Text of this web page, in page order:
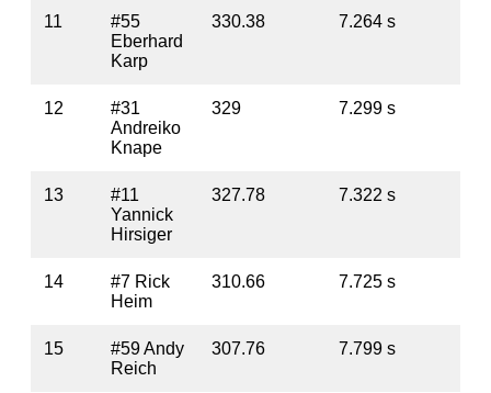
11
#55
Eberhard
Karp
330.38 7.264 s
12
#31
Andreiko
Knape
329 7.299 s
13
#11
Yannick
Hirsiger
327.78 7.322 s
14
#7 Rick
Heim
310.66 7.725 s
15
#59 Andy
Reich
307.76 7.799 s